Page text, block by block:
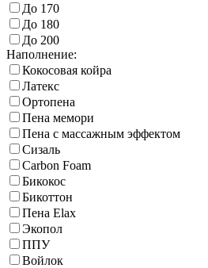
До 170
До 180
До 200
Наполнение:
Кокосовая койра
Латекс
Ортопена
Пена мемори
Пена с массажным эффектом
Сизаль
Carbon Foam
Бикокос
Бикоттон
Пена Elax
Экопол
ППУ
Войлок